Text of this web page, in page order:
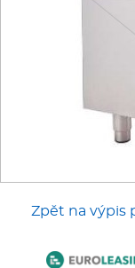
Chlazení
Roboty
Zpět na výpis